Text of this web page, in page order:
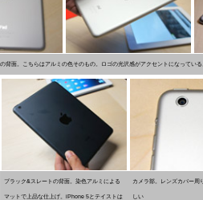
背面。こちらはアルミの色そのもの。ロゴの光沢感がアクセントになっている
ブラック&スレートの背面。染色アルミによる
マットで上品な仕上げ。iPhone 5とテイストは
カメラ部。レンズカバー周
しい